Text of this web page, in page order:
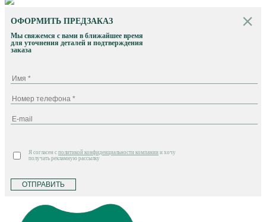
ОФОРМИТЬ ПРЕДЗАКАЗ
Мы свяжемся с вами в ближайшее время
для уточнения деталей и подтверждения
заказа
Я согласен с политикой конфиденциальности компании и хочу
получать рекламную рассылку
ОТПРАВИТЬ